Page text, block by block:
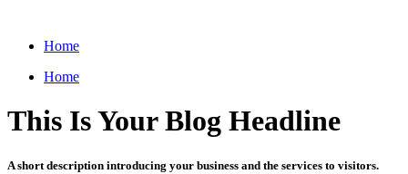
wechselnHome
Home
This Is Your Blog Headline
A short description introducing your business and the services to visitors.